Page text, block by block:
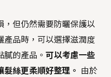
，但仍然需要防曬保護以
產品時，可以選擇滋潤度
的產品。 可以考慮一些
絲更柔順好整理。 由於